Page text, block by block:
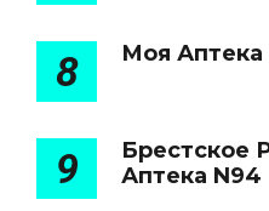
8 Моя
9
Брестское
Аптека N94